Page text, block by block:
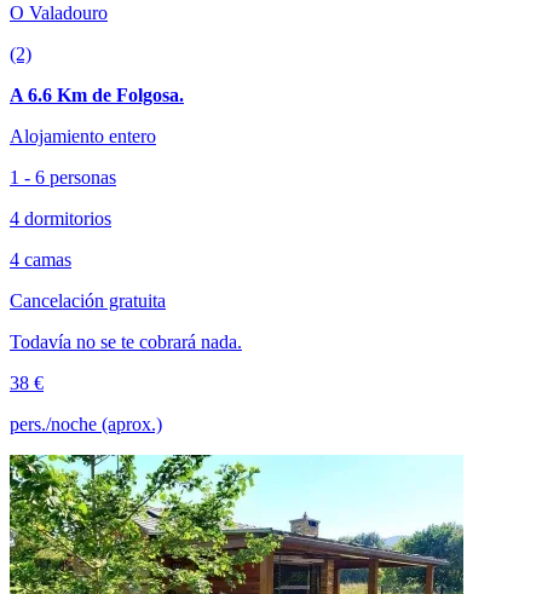
O Valadouro
(2)
A 6.6 Km de Folgosa.
Alojamiento entero
1 - 6 personas
4 dormitorios
4 camas
Cancelación gratuita
Todavía no se te cobrará nada.
38 €
pers./noche (aprox.)